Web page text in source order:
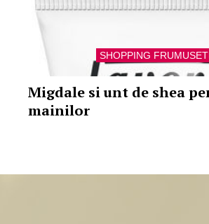
SHOPPING
Migdale si unt de shea
mainilor